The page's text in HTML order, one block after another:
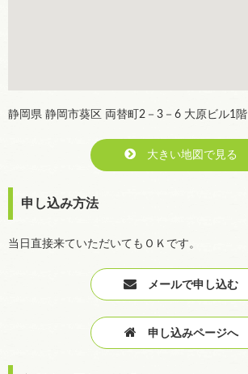
静岡県 静岡市葵区 両替町2－3－6 大原ビル1階
大きい地図で見る
申し込み方法
当日直接来ていただいてもＯＫです。
メールで申し込む
申し込みページへ